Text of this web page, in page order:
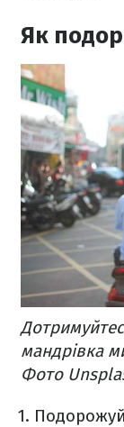
Як
мандрівка
Фото